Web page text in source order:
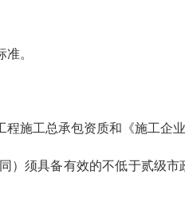
。
程施工总承包资质和《施工企
）须具备有效的不低于贰级市